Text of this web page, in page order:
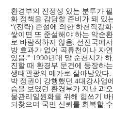
환경부의 진정성 있는 분투가
화 정책을 감당할 준비가 돼 있
“(전략) 준설에 의한 하천직강
쌓이면 또 준설해야 하는 악순
로 바람직하지 않음. 선진국에
방 효과가 없어 곡류천이나 자
있음.” 1990년대 말 순천시가
진할 때 환경부 문건에 등장하
생태관광의 메카로 살아남았다
박 정권이 강행했던 4대강사업
습을 보였던 환경부가 지난 과
물관리일원화를 위해 힘쓰기
되찾으며 국민 신뢰를 회복할